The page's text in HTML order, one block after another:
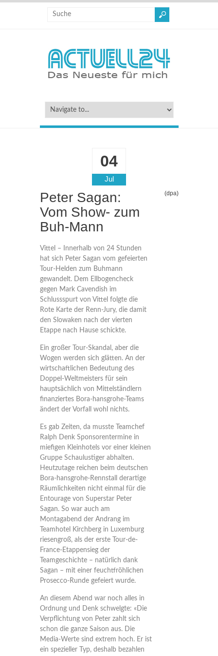
04
Jul
Peter Sagan:
Vom Show- zum
Buh-Mann
(dpa)
Vittel – Innerhalb von 24 Stunden
hat sich Peter Sagan vom gefeierten
Tour-Helden zum Buhmann
gewandelt. Dem Ellbogencheck
gegen Mark Cavendish im
Schlussspurt von Vittel folgte die
Rote Karte der Renn-Jury, die damit
den Slowaken nach der vierten
Etappe nach Hause schickte.
Ein großer Tour-Skandal, aber die
Wogen werden sich glätten. An der
wirtschaftlichen Bedeutung des
Doppel-Weltmeisters für sein
hauptsächlich von Mittelständlern
finanziertes Bora-hansgrohe-Teams
ändert der Vorfall wohl nichts.
Es gab Zeiten, da musste Teamchef
Ralph Denk Sponsorentermine in
miefigen Kleinhotels vor einer kleinen
Gruppe Schaulustiger abhalten.
Heutzutage reichen beim deutschen
Bora-hansgrohe-Rennstall derartige
Räumlichkeiten nicht einmal für die
Entourage von Superstar Peter
Sagan. So war auch am
Montagabend der Andrang im
Teamhotel Kirchberg in Luxemburg
riesengroß, als der erste Tour-de-
France-Etappensieg der
Teamgeschichte – natürlich dank
Sagan – mit einer feuchtfröhlichen
Prosecco-Runde gefeiert wurde.
An diesem Abend war noch alles in
Ordnung und Denk schwelgte: «Die
Verpflichtung von Peter zahlt sich
schon die ganze Saison aus. Die
Media-Werte sind extrem hoch. Er ist
ein spezieller Typ, deshalb bezahlen